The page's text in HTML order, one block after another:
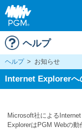
ヘルプ
ヘルプ > お知らせ
Internet Explorerへ
Microsoft社による
ExplorerはPGM Webの動